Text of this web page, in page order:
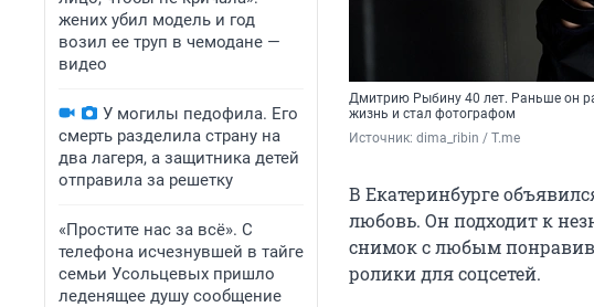
жених убил модель и год
возил ее труп в чемодане —
видео
У могилы педофила. Его
смерть разделила страну на
два лагеря, а защитника детей
отправила за решетку
«Простите нас за всё». С
телефона исчезнувшей в тайге
семьи Усольцевых пришло
леденящее душу сообщение
Дмитрию Рыбину 40 лет. Раньше он
жизнь и стал фотографом
Источник: dima_ribin / T.me
В Екатеринбурге
любовь. Он подходит к
снимок с любым
ролики для соцсетей.